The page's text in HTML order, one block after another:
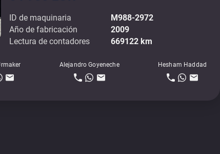
ID de maquinaria
M988-2972
Año de fabricación
2009
Lectura de contadores
669122 km
Alejandro Goyeneche Hesham Haddad